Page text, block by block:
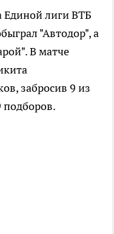
Единой лиги ВТБ
"Автодор", а
В матче
забросив 9 из
подборов.